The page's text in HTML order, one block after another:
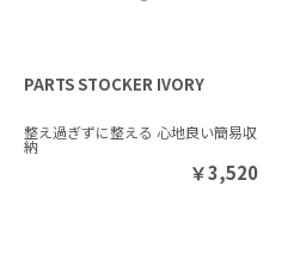
PARTS STOCKER IVORY
整え過ぎずに整える 心地良い簡易収
納
￥3,520